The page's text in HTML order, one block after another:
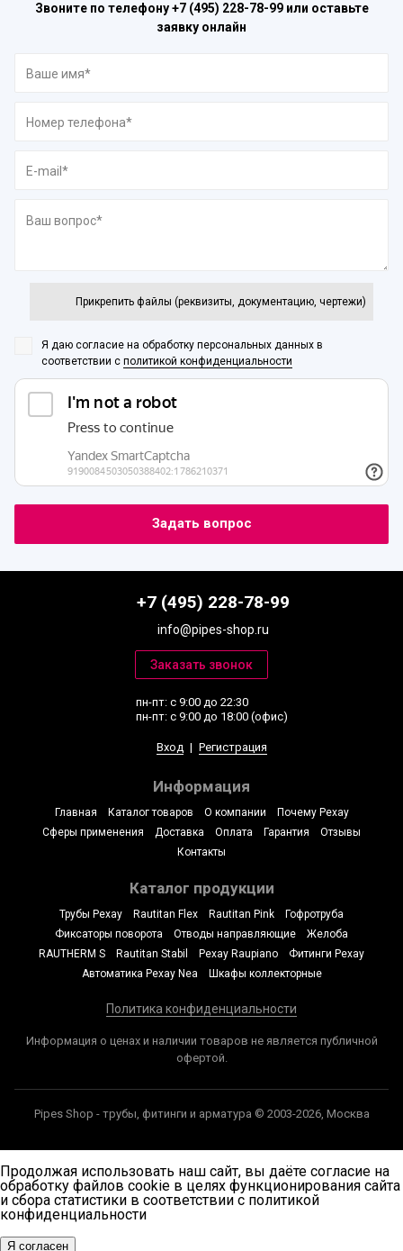
Звоните по телефону+7 (495) 228-78-99или оставьте
заявку онлайн
Прикрепить файлы (реквизиты, документацию, чертежи)
Я даю согласие на обработку персональных данных в
соответствии с политикой конфиденциальности
+7 (495) 228-78-99
info@pipes-shop.ru
пн-пт: с 9:00 до 22:30
пн-пт: с 9:00 до 18:00 (офис)
Вход | Регистрация
Информация
Главная Каталог товаров О компании
Почему Рехау
Сферы применения
Доставка Оплата Гарантия
Отзывы
Контакты
Каталог продукции
Трубы Рехау Rautitan Flex Rautitan Pink
Гофротруба
Фиксаторы поворота
Отводы направляющие
Желоба
RAUTHERM S
Rautitan Stabil Рехау Raupiano
Фитинги Рехау
Автоматика Рехау Nea
Шкафы коллекторные
Политика конфиденциальности
Информация о ценах и наличии товаров не является публичной
офертой.
Pipes Shop - трубы, фитинги и арматура © 2003-2026, Москва
Продолжая использовать наш сайт, вы даёте согласие на
обработку файлов cookie в целях функционирования сайта
и сбора статистики в соответствии с политикой
конфиденциальности
Я согласен